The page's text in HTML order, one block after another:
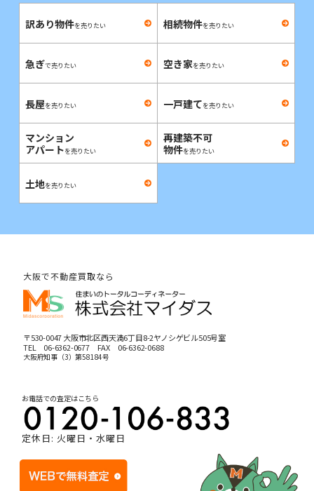
訳あり物件を売りたい 相続物件を売りたい
急ぎで売りたい 空き家を売りたい
長屋を売りたい 一戸建てを売りたい
マンション
アパートを売りたい
再建築不可
物件を売りたい
土地を売りたい
大阪で不動産買取なら
〒530-0047 大阪市北区西天満6丁目8-2ヤノシゲビル505号室
TEL 06-6362-0677FAX 06-6362-0688
大阪府知事（3）第58184号
お電話での査定はこちら
定休日: 火曜日・水曜日